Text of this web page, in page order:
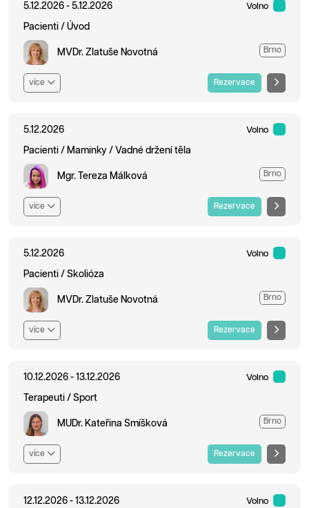
5.12.2026 - 5.12.2026 Volno
Pacienti / Úvod
MVDr. Zlatuše Novotná Brno
více Rezervace
5.12.2026 Volno
Pacienti / Maminky / Vadné držení těla
Mgr. Tereza Málková Brno
více Rezervace
5.12.2026 Volno
Pacienti / Skolióza
MVDr. Zlatuše Novotná Brno
více Rezervace
10.12.2026 - 13.12.2026 Volno
Terapeuti / Sport
MUDr. Kateřina Smíšková Brno
více Rezervace
12.12.2026 - 13.12.2026 Volno